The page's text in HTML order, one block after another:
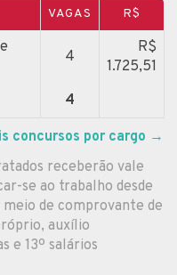
VAGAS R$
4
R$
1.725,51
4
concursos por cargo →
receberão vale
se ao trabalho desde
de comprovante de
auxílio
e 13º salários